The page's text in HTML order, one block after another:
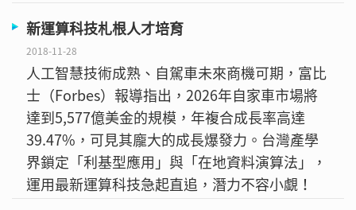
新運算科技札根人才培育
2018-11-28
人工智慧技術成熟、自駕車未來商機可期，富比
士（Forbes）報導指出，2026年自家車市場將
達到5,577億美金的規模，年複合成長率高達
39.47%，可見其龐大的成長爆發力。台灣產學
界鎖定「利基型應用」與「在地資料演算法」，
運用最新運算科技急起直追，潛力不容小覷！